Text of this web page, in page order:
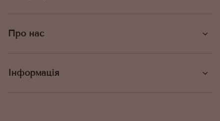
Про нас
Інформація